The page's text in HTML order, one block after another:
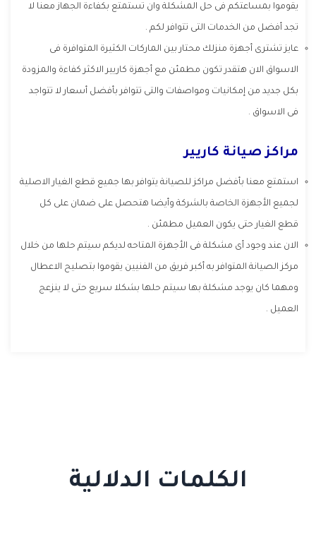
يقوموا بمساعتكم فى حل المشكلة وان تستمتع بكفاءة الجهاز معنا لا
تجد أفضل من الخدمات التى تتوافر لكم .
عايز تشترى أجهزة منزلك محتار بين الماركات الكثيرة المتوافرة فى
الاسواق الان هتقدر تكون مطمئن مع أجهزة كاريير الاكثر كفاءة والمزودة
بكل جديد من إمكانيات ومواصفات والتى تتوافر بأفضل أسعار لا تتواجد
فى الاسواق .
مراكز صيانة كاريير
استمتع معنا بأفضل مراكز للصيانة يتوافر بها جميع قطع الغيار الاصلية
لجميع الأجهزة الخاصة بالشركة وأيضا هتحصل على ضمان على كل
قطع الغيار حتى يكون العميل مطمئن .
الان عند وجود أى مشكلة فى الأجهزة المتاحه لديكم سيتم حلها من خلال
مركز الصيانة المتوافر به أكبر فريق من الفنيين يقوموا بتصليح الاعطال
ومهما كان يوجد مشكلة بها سيتم حلها بشكلا سريع حتى لا ينزعج
العميل .
الكلمات الدلالية